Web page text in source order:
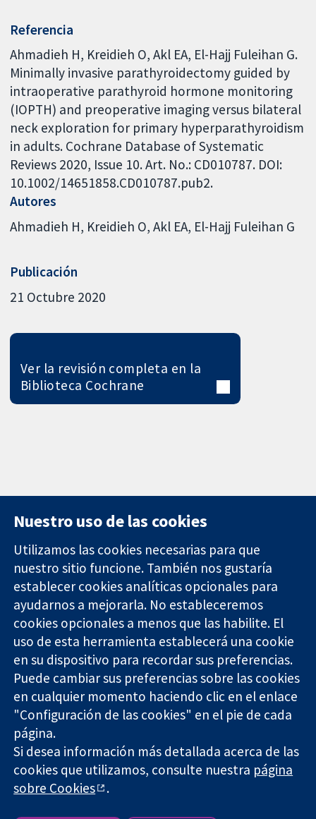
Referencia
Ahmadieh H, Kreidieh O, Akl EA, El-Hajj Fuleihan G.
Minimally invasive parathyroidectomy guided by
intraoperative parathyroid hormone monitoring
(IOPTH) and preoperative imaging versus bilateral
neck exploration for primary hyperparathyroidism
in adults. Cochrane Database of Systematic
Reviews 2020, Issue 10. Art. No.: CD010787. DOI:
10.1002/14651858.CD010787.pub2.
Autores
Ahmadieh H Kreidieh O Akl EA El-Hajj Fuleihan G
Publicación
21 Octubre 2020
Ver la revisión completa en la
Biblioteca Cochrane
Evidencia fiable.
Decisiones
informadas.
Mejor salud.
11-13 Cavendish
Square
Londres
W1G 0AN
Reino Unido
Contacto
Noticias
Prensa
Sobre
nosotros
Empleo
Cochrane
Library
The Cochrane Collaboration is a charity (no. 1045921) and a
company limited by guarantee (no. 03044323) registered in
England & Wales. VAT registration number GB 718 2127 49.
Copyright © 2026 The Cochrane Collaboration
Nuestro uso de las cookies
Utilizamos las cookies necesarias para que
nuestro sitio funcione. También nos gustaría
establecer cookies analíticas opcionales para
ayudarnos a mejorarla. No estableceremos
cookies opcionales a menos que las habilite. El
uso de esta herramienta establecerá una cookie
en su dispositivo para recordar sus preferencias.
Puede cambiar sus preferencias sobre las cookies
en cualquier momento haciendo clic en el enlace
"Configuración de las cookies" en el pie de cada
página.
Si desea información más detallada acerca de las
cookies que utilizamos, consulte nuestra página
sobre Cookies
.